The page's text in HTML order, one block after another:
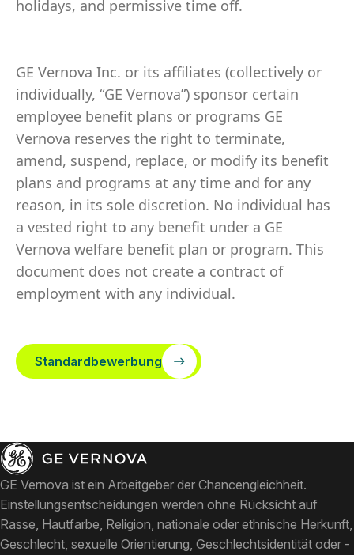
holidays, and permissive time off.
GE Vernova Inc. or its affiliates (collectively or
individually, “GE Vernova”) sponsor certain
employee benefit plans or programs GE
Vernova reserves the right to terminate,
amend, suspend, replace, or modify its benefit
plans and programs at any time and for any
reason, in its sole discretion. No individual has
a vested right to any benefit under a GE
Vernova welfare benefit plan or program. This
document does not create a contract of
employment with any individual.
Standardbewerbung
GE Vernova ist ein Arbeitgeber der Chancengleichheit.
Einstellungsentscheidungen werden ohne Rücksicht auf
Rasse, Hautfarbe, Religion, nationale oder ethnische Herkunft,
Geschlecht, sexuelle Orientierung, Geschlechtsidentität oder -